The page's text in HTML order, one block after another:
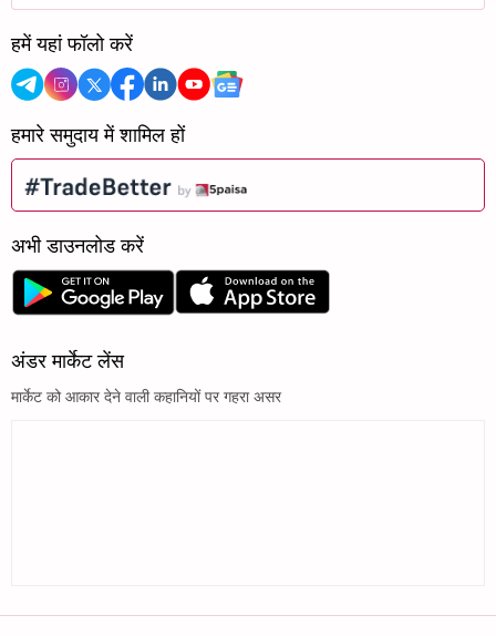
हमें यहां फॉलो करें
हमारे समुदाय में शामिल हों
अभी डाउनलोड करें
अंडर मार्केट लेंस
मार्केट को आकार देने वाली कहानियों पर गहरा असर